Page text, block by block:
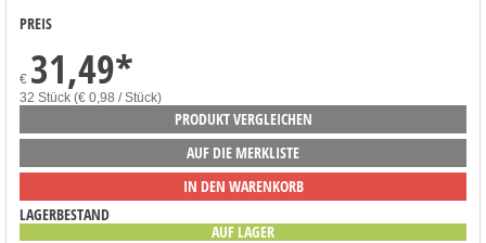
PREIS
€ 31,49*
32 Stück (€ 0,98 / Stück)
PRODUKT VERGLEICHEN
AUF DIE MERKLISTE
IN DEN WARENKORB
LAGERBESTAND
AUF LAGER